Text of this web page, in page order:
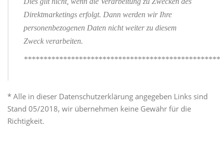
Direktmarketings erfolgt. Dann werden wir Ihre
personenbezogenen Daten nicht weiter zu diesem
Zweck verarbeiten.
* Alle in dieser Datenschutzerklärung angegeben Links sind
Stand 05/2018, wir übernehmen keine Gewähr für die
Richtigkeit.